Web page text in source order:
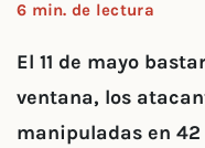
6 min. de lectura
El 11 de mayo
ventana, los
manipuladas en